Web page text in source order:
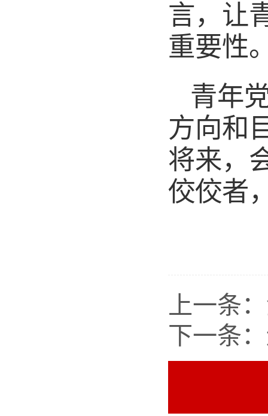
言，让
重要性
青年
方向和
将来，
佼佼者
上一条：
下一条：